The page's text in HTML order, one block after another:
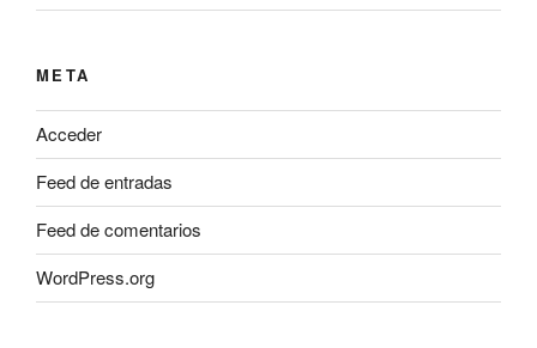
META
Acceder
Feed de entradas
Feed de comentarios
WordPress.org